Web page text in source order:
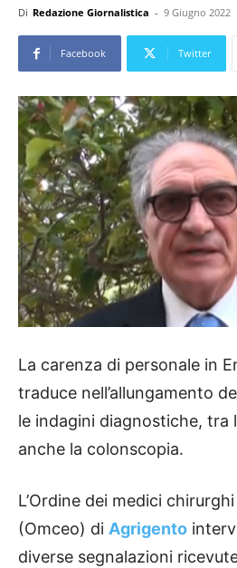
Di Redazione Giornalistica - 9 Giugno 2022
Facebook Twitter
La carenza di personale in
traduce nell’allungamento
le indagini diagnostiche, tra
anche la colonscopia.
L’Ordine dei medici
(Omceo) di Agrigento
diverse segnalazioni